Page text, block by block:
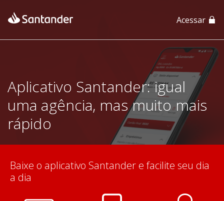
App Santander Acessar
Aplicativo Santander: igual
uma agência, mas muito mais
rápido
Baixe o aplicativo Santander e facilite seu dia
a dia